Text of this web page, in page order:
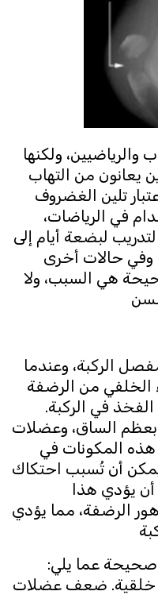
والرياضيين، ولكنها
يعانون من التهاب
تلين الغضروف
في الرياضات،
لبضعة أيام إلى
وفي حالات أخرى
هي السبب، ولا
الركبة، وعندما
الخلفي من الرضفة
في الركبة.
بعظم الساق، وعضلات
المكونات في
أن تُسبب احتكاك
يؤدي هذا
الرضفة، مما يؤدي
صحيحة عما يلي:
خلقية. ضعف عضلات